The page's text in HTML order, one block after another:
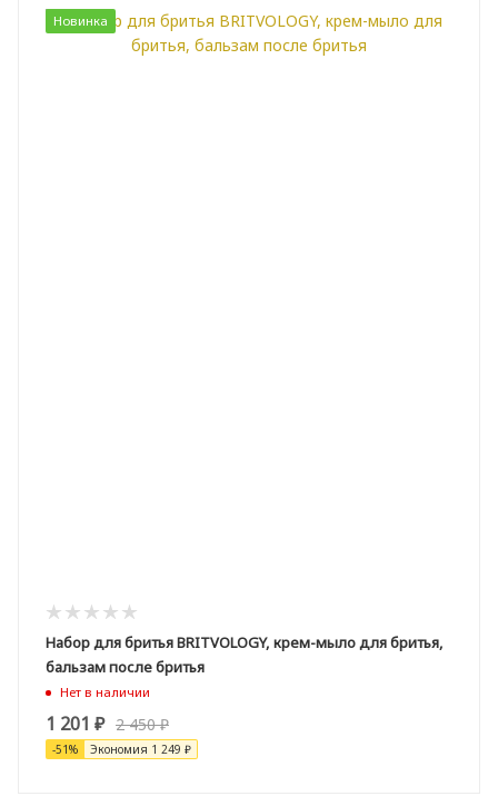
Новинка
Набор для бритья BRITVOLOGY, крем-мыло для бритья,
бальзам после бритья
Нет в наличии
1 201 ₽ 2 450₽
-51% Экономия 1 249 ₽